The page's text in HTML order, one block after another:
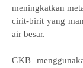
meningkatkan
cirit-birit yang
air besar.
GKB